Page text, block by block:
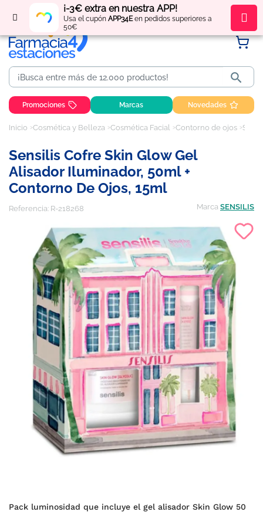
¡-3€ extra en nuestra APP!
Usa el cupón APP34Een pedidos superiores a
50€
Regístratey obténpuntos por tus compras

Promociones Marcas Novedades
Inicio Cosmética y Belleza Cosmética Facial Contorno de ojos
Sensilis Cofre Skin Glow Gel
Alisador Iluminador, 50ml +
Contorno De Ojos, 15ml
Referencia: R-218268 Marca SENSILIS
Pack luminosidad que incluye el gel alisador Skin Glow 50